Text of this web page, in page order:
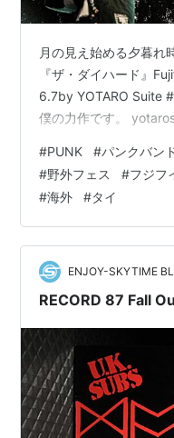
月の見え始める夕暮れ
『ザ・ダイハード』
6.7by YOTARO Suite
僕の力作です。
#PUNK #パンクバン
#野外フェス #フジフ
#海外 #タイ
ENJOY-SKYTIME
RECORD 87 Fall